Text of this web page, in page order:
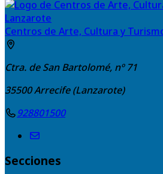
Centros de Arte, Cultura y
Ctra. de San Bartolomé, nº 71
35500Arrecife (Lanzarote)
928801500
Secciones